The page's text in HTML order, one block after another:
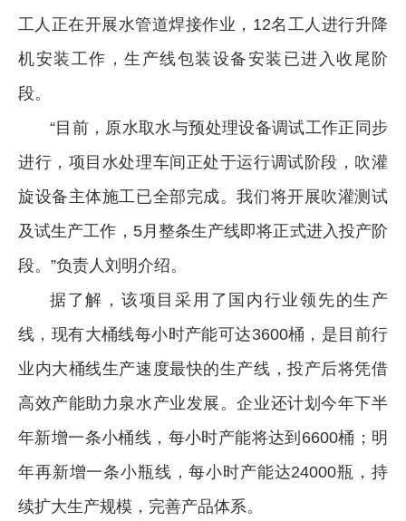
工人正在开展水管道焊接作业，12名工人进行升降
机安装工作，生产线包装设备安装已进入收尾阶
段。
“目前，原水取水与预处理设备调试工作正同步
进行，项目水处理车间正处于运行调试阶段，吹灌
旋设备主体施工已全部完成。我们将开展吹灌测试
及试生产工作，5月整条生产线即将正式进入投产阶
段。”负责人刘明介绍。
据了解，该项目采用了国内行业领先的生产
线，现有大桶线每小时产能可达3600桶，是目前行
业内大桶线生产速度最快的生产线，投产后将凭借
高效产能助力泉水产业发展。企业还计划今年下半
年新增一条小桶线，每小时产能将达到6600桶；明
年再新增一条小瓶线，每小时产能达24000瓶，持
续扩大生产规模，完善产品体系。